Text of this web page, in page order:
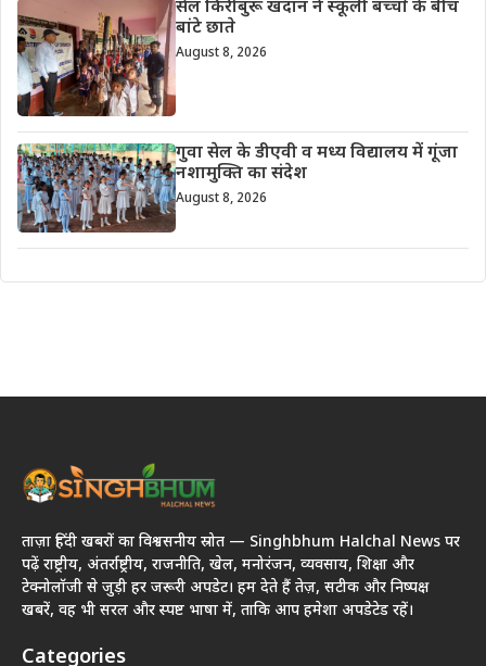
सेल किरीबुरू खदान ने स्कूली बच्चों के बीच
बांटे छाते
August 8, 2026
गुवा सेल के डीएवी व मध्य विद्यालय में गूंजा
नशामुक्ति का संदेश
August 8, 2026
ताज़ा हिंदी खबरों का विश्वसनीय स्रोत — Singhbhum Halchal News पर
पढ़ें राष्ट्रीय, अंतर्राष्ट्रीय, राजनीति, खेल, मनोरंजन, व्यवसाय, शिक्षा और
टेक्नोलॉजी से जुड़ी हर जरूरी अपडेट। हम देते हैं तेज़, सटीक और निष्पक्ष
खबरें, वह भी सरल और स्पष्ट भाषा में, ताकि आप हमेशा अपडेटेड रहें।
Categories